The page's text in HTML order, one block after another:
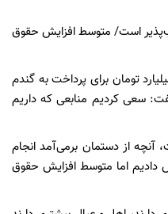
است/ متوسط افزایش حقوق
این که مبلغ ۲۵۰ هزار میلیارد تومان برای پرداخت به گندم
سعی کردیم منابعی که داریم
آنچه از دستمان برمی‌آمد انجام
۲۰ درصد افزایش دادیم اما متوسط افزایش حقوق